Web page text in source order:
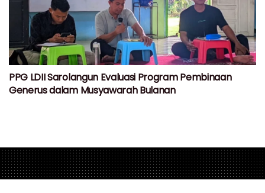
PPG LDII Sarolangun Evaluasi Program Pembinaan
Generus dalam Musyawarah Bulanan